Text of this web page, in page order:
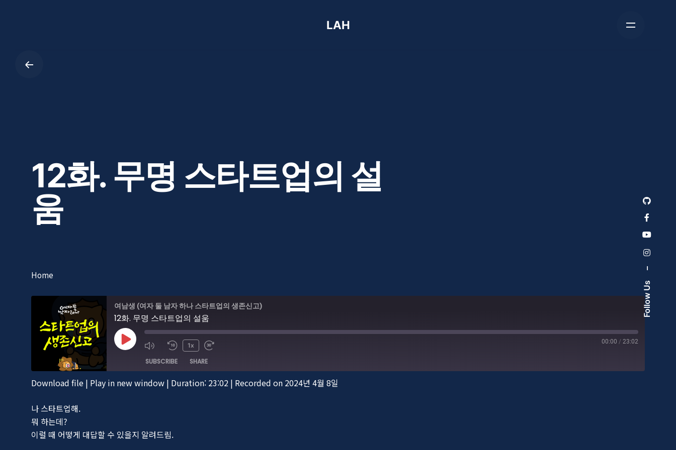
Follow Us
LAH
12화. 무명 스타트업의 설
움
Home
여남생 (여자 둘 남자 하나 스타트업의 생존신고)
12화. 무명 스타트업의 설움
Play
1x 00:00 / 23:02
SUBSCRIBE SHARE
LINK
EMBED
Download file | Play in new window | Duration: 23:02 | Recorded on 2024년 4월 8일
나 스타트업해.
뭐 하는데?
이럴 때 어떻게 대답할 수 있을지 알려드림.